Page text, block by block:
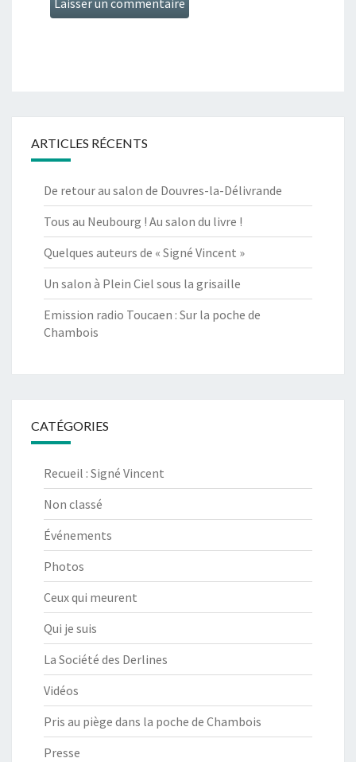
ARTICLES RÉCENTS
De retour au salon de Douvres-la-Délivrande
Tous au Neubourg ! Au salon du livre !
Quelques auteurs de « Signé Vincent »
Un salon à Plein Ciel sous la grisaille
Emission radio Toucaen : Sur la poche de
Chambois
CATÉGORIES
Recueil : Signé Vincent
Non classé
Événements
Photos
Ceux qui meurent
Qui je suis
La Société des Derlines
Vidéos
Pris au piège dans la poche de Chambois
Presse